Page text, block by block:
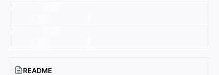
README